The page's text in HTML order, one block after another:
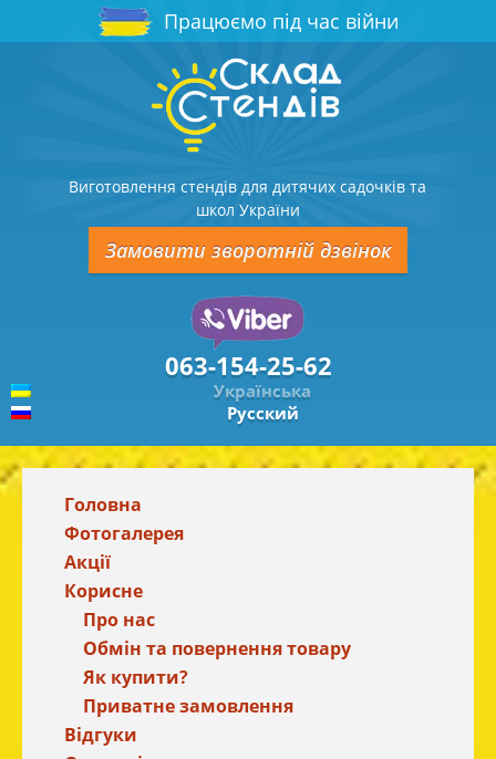
Працюємо під час війни
Виготовлення стендів для дитячих садочків та
школ України
Замовити зворотній дзвінок
063-154-25-62
Українська
Русский
Головна
Фотогалерея
Акції
Корисне
Про нас
Обмін та повернення товару
Як купити?
Приватне замовлення
Відгуки